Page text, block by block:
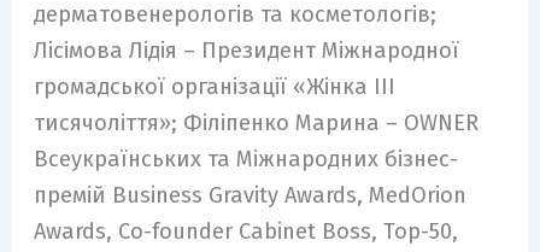
дерматовенерологів та косметологів;
Лісімова Лідія – Президент Міжнародної
громадської організації «Жінка III
тисячоліття»; Філіпенко Марина – OWNER
Всеукраїнських та Міжнародних бізнес-
премій Business Gravity Awards, MedOrion
Awards, Co-founder Cabinet Boss, Top-50,